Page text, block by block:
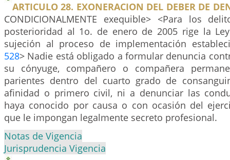
ARTICULO 28. EXONERACION DEL DEBER DE
CONDICIONALMENTE exequible> <Para los
posterioridad al 1o. de enero de 2005 rige la
sujeción al proceso de implementación
528> Nadie está obligado a formular denuncia
su cónyuge, compañero o compañera
parientes dentro del cuarto grado de
afinidad o primero civil, ni a denunciar las
haya conocido por causa o con ocasión del
que le impongan legalmente secreto profesional.
Notas de Vigencia
Jurisprudencia Vigencia